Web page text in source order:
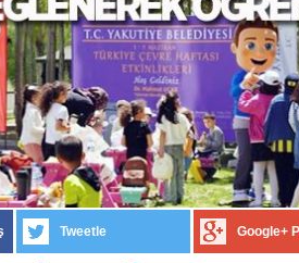
Tweetle Google+